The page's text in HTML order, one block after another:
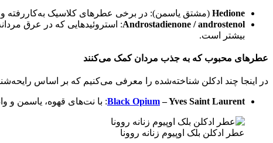
Hedione (مشتق یاسمن): در برخی عطر‌های کلاسیک به‌کاررفته و
Androstadienone / androstenol: استروئیدهایی که در عرق
بیشتر است.
عطرهای محبوب که به جذب مردان کمک می‌کنند
در اینجا چند ادکلن شناخته‌شده را معرفی می‌کنیم که بر اساس
Black Opium– Yves Saint Laurent : با نت‌های قهوه، یاسمن
عطر ادکلن بلک اوپیوم زنانه روونا